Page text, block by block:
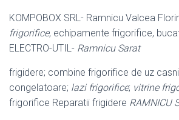
KOMPOBOX SRL- Ramnicu Valcea
frigorifice, echipamente frigorifice,
ELECTRO-UTIL- Ramnicu Sarat
frigidere; combine frigorifice de uz
congelatoare; lazi frigorifice; vitrine
frigorifice Reparatii frigidere RAMNICU